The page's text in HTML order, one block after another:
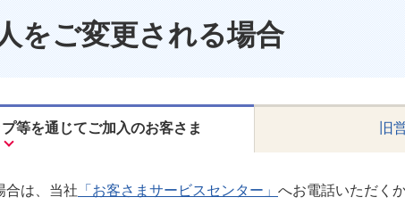
をご変更される場合
等を通じてご加入のお客さま 旧
合は、当社 「お客さまサービスセンター」 へお電話いただくか